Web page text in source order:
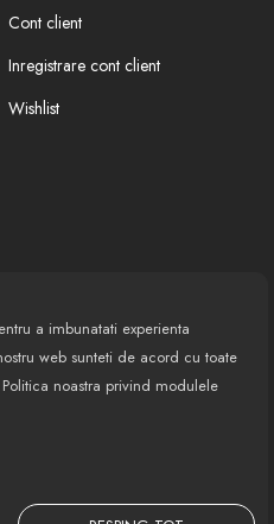
a imbunatati experienta
web sunteti de acord cu toate
noastra privind modulele
Cont client
Inregistrare cont client
Wishlist
32372789, Reg.Com.: